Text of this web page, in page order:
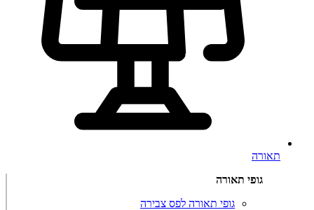
תאורה
גופי תאורה
גופי תאורה לפס צבירה